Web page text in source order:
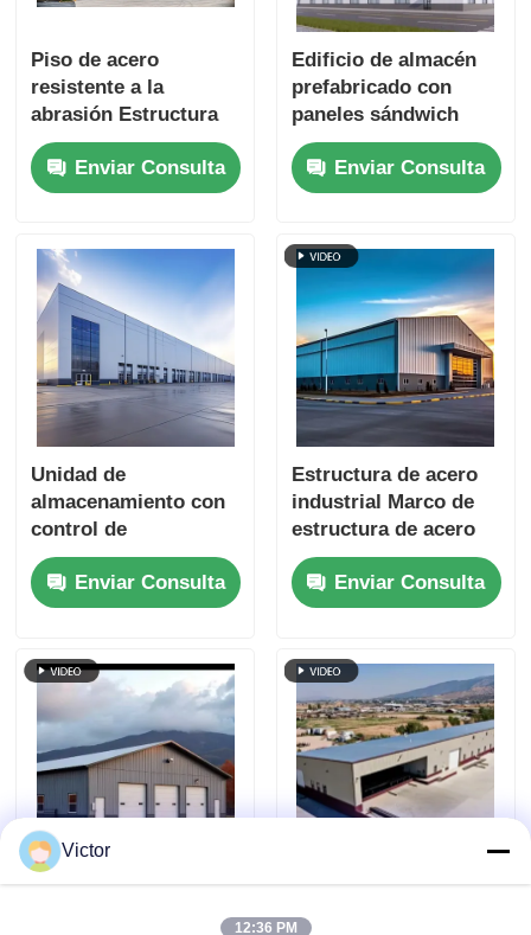
Piso de acero
resistente a la
abrasión Estructura
de acero Almacén
Consistencia
uniforme del color
Enviar Consulta
Edificio de almacén
prefabricado con
paneles sándwich
resistentes a la
corrosión para
pigmentos
Enviar Consulta
Unidad de
almacenamiento con
control de
temperatura de 50m x
100m, estructura de
acero
Enviar Consulta
Estructura de acero
industrial Marco de
estructura de acero
Estructura de acero
comercial Almacén
Enviar Consulta
Fábrica de
Estructuras de Acero
Instalación rápida
barata taller de
Victor
12:36 PM